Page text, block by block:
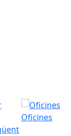
Oficines